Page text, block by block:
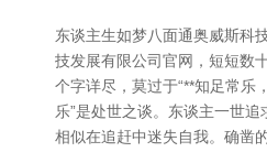
东谈主生如梦八面通奥威斯科
技发展有限公司官网，短短数
个字详尽，莫过于“**知足常乐
乐”是处世之谈。东谈主一世
相似在追赶中迷失自我。确凿